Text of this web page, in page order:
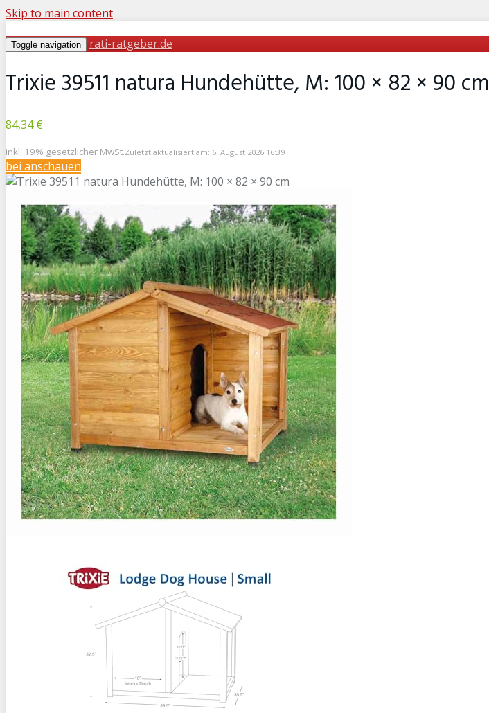
Skip to main content
Toggle navigation rati-ratgeber.de
Trixie 39511 natura Hundehütte, M: 100 × 82 × 90 cm
84,34 €
inkl. 19% gesetzlicher MwSt.Zuletzt aktualisiert am: 6. August 2026 16:39
bei anschauen